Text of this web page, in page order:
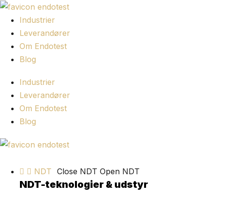
Spring
indhold
Industrier
Leverandører
Om Endotest
Blog
Industrier
Leverandører
Om Endotest
Blog
NDT Close NDT Open NDT
NDT-teknologier & udstyr